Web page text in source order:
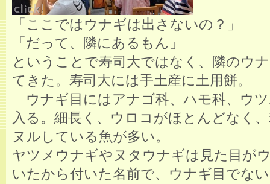
「ここではウナギは出さないの？」
「だって、隣にあるもん」
ということで寿司大ではなく、隣のウ
てきた。寿司大には手土産に土用餅。
ウナギ目にはアナゴ科、ハモ科、ウ
入る。細長く、ウロコがほとんどなく
ヌルしている魚が多い。
ヤツメウナギやヌタウナギは見た目が
いたから付いた名前で、ウナギ目でな